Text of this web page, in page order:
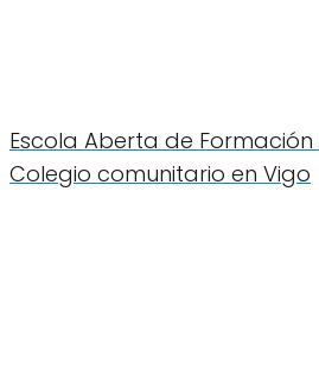
Escola Aberta de
Colegio comunitario en Vigo